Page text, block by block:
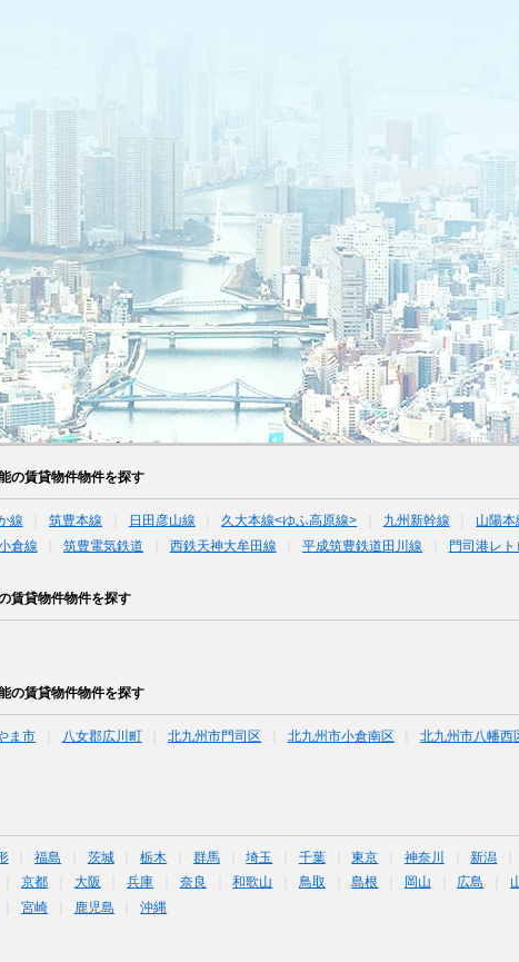
の賃貸物件物件を探す
線 筑豊本線 日田彦山線 久大本線<ゆふ高原線> 九州新幹線
山陽本
倉線 筑豊電気鉄道 西鉄天神大牟田線 平成筑豊鉄道田川線 門司港レト
賃貸物件物件を探す
の賃貸物件物件を探す
ま市 八女郡広川町 北九州市門司区 北九州市小倉南区 北九州市八幡西
福島 茨城 栃木 群馬 埼玉 千葉 東京 神奈川 新潟
京都 大阪 兵庫 奈良 和歌山 鳥取 島根 岡山 広島
宮崎 鹿児島 沖縄